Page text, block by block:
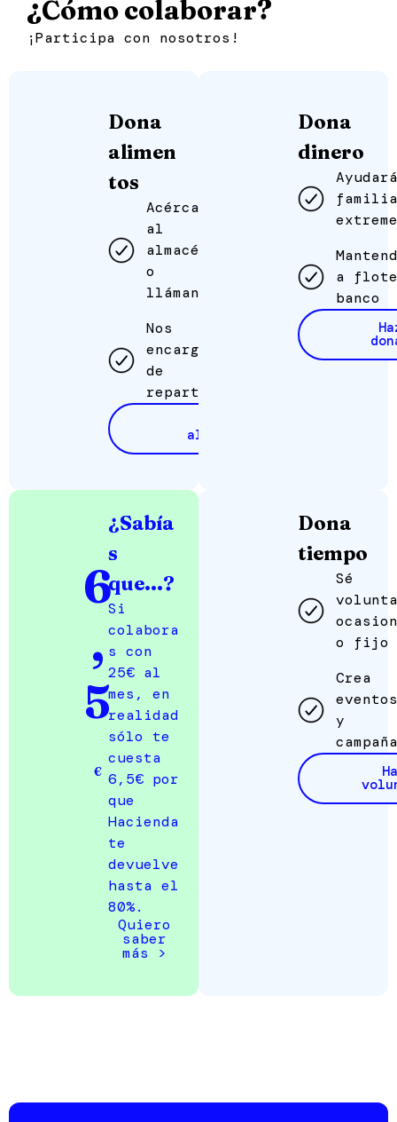
¿Cómo colaborar?
¡Participa con nosotros!
Dona
alimen
tos
Acércate
al
almacén
o
llámanos
Nos
encargamos
de
repartirlos
alimentos
Dona
dinero
a
banco
6
,
5
€
¿Sabía
s
que...?
Si
colabora
s con
25€ al
mes, en
realidad
sólo te
cuesta
6,5€ por
que
Hacienda
te
devuelve
hasta el
80%.
Quiero
saber
más >
Dona
tiempo
Sé
o fijo
Crea
eventos
y